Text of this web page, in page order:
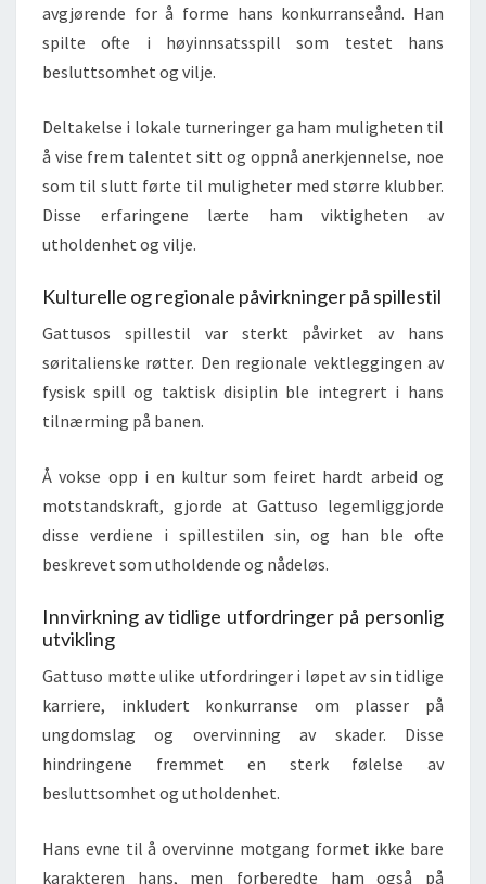
avgjørende for å forme hans konkurranseånd. Han
spilte ofte i høyinnsatsspill som testet hans
besluttsomhet og vilje.
Deltakelse i lokale turneringer ga ham muligheten til
å vise frem talentet sitt og oppnå anerkjennelse, noe
som til slutt førte til muligheter med større klubber.
Disse erfaringene lærte ham viktigheten av
utholdenhet og vilje.
Kulturelle og regionale påvirkninger på spillestil
Gattusos spillestil var sterkt påvirket av hans
søritalienske røtter. Den regionale vektleggingen av
fysisk spill og taktisk disiplin ble integrert i hans
tilnærming på banen.
Å vokse opp i en kultur som feiret hardt arbeid og
motstandskraft, gjorde at Gattuso legemliggjorde
disse verdiene i spillestilen sin, og han ble ofte
beskrevet som utholdende og nådeløs.
Innvirkning av tidlige utfordringer på personlig
utvikling
Gattuso møtte ulike utfordringer i løpet av sin tidlige
karriere, inkludert konkurranse om plasser på
ungdomslag og overvinning av skader. Disse
hindringene fremmet en sterk følelse av
besluttsomhet og utholdenhet.
Hans evne til å overvinne motgang formet ikke bare
karakteren hans, men forberedte ham også på